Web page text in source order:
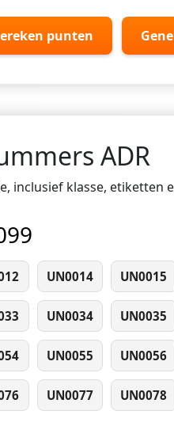
punten
ADR
inclusief klasse, etiketten
UN0014 UN0015
UN0034 UN0035
UN0055 UN0056
UN0077 UN0078